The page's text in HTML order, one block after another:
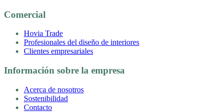
Comercial
Hovia Trade
Profesionales del diseño de interiores
Clientes empresariales
Información sobre la empresa
Acerca de nosotros
Sostenibilidad
Contacto